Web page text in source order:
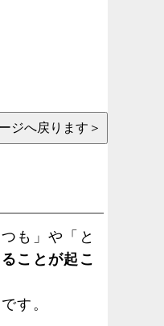
も」や「と
ことが起こ
す。